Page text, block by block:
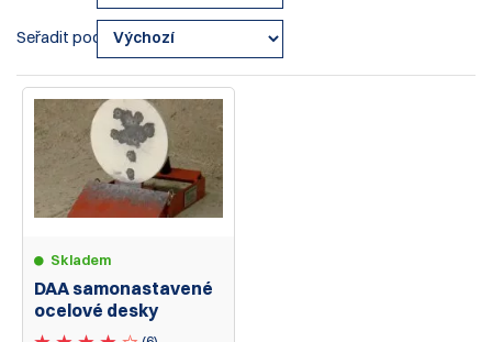
Seřadit podle:
Skladem
DAA samonastavené
ocelové desky